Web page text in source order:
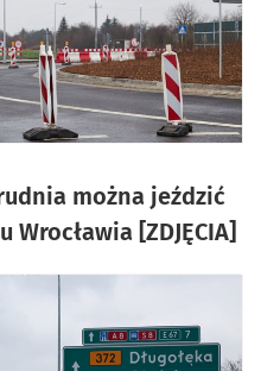
można jeździć
[ZDJĘCIA]